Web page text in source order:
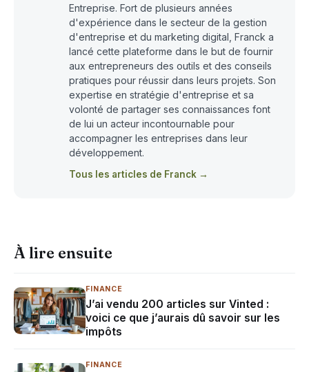
Entreprise. Fort de plusieurs années
d'expérience dans le secteur de la gestion
d'entreprise et du marketing digital, Franck a
lancé cette plateforme dans le but de fournir
aux entrepreneurs des outils et des conseils
pratiques pour réussir dans leurs projets. Son
expertise en stratégie d'entreprise et sa
volonté de partager ses connaissances font
de lui un acteur incontournable pour
accompagner les entreprises dans leur
développement.
Tous les articles de Franck →
À lire ensuite
FINANCE
J’ai vendu 200 articles sur Vinted :
voici ce que j’aurais dû savoir sur les
impôts
FINANCE